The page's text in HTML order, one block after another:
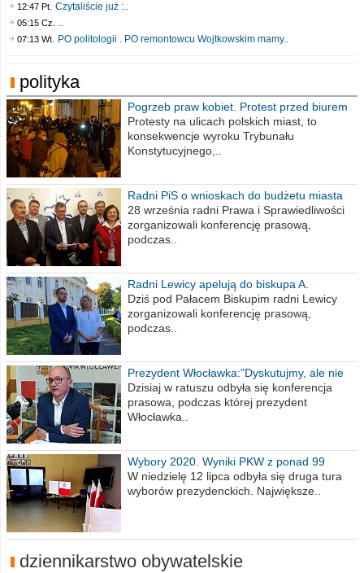
12:47 Pt. Czytaliście już :..
05:15 Cz. ..
07:13 Wt. PO politologii . PO remontowcu Wojtkowskim mamy..
polityka
Pogrzeb praw kobiet. Protest przed biurem
poselskim PiS
Protesty na ulicach polskich miast, to
konsekwencje wyroku Trybunału
Konstytucyjnego,..
Radni PiS o wnioskach do budżetu miasta
na 2021 rok
28 września radni Prawa i Sprawiedliwości
zorganizowali konferencję prasową,
podczas..
Radni Lewicy apelują do biskupa A.
Wiesława Meringa
Dziś pod Pałacem Biskupim radni Lewicy
zorganizowali konferencję prasową,
podczas..
Prezydent Włocławka:"Dyskutujmy, ale nie
obrażajmy się”
Dzisiaj w ratuszu odbyła się konferencja
prasowa, podczas której prezydent
Włocławka..
Wybory 2020. Wyniki PKW z ponad 99
procent obwodów
W niedzielę 12 lipca odbyła się druga tura
wyborów prezydenckich. Największe..
dziennikarstwo obywatelskie